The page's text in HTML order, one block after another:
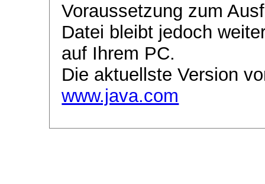
Voraussetzung zum
Datei bleibt jedoch
auf Ihrem PC.
Die aktuellste Version
www.java.com